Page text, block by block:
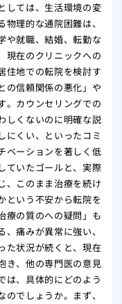
しては、生活環境の変
理的な通院困難は、
や就職、結婚、転勤な
現在のクリニックへの
住地での転院を検討す
の信頼関係の悪化」や
。カウンセリングでの
しくないのに明確な説
にくい、といったコミ
ベーションを著しく低
ていたゴールと、実際
、このまま治療を続け
という不安から転院を
療の質のへの疑問」も
痛みが異常に強い、
た状況が続くと、現在
き、他の専門医の意見
は、具体的にどのよう
でしょうか。まず、